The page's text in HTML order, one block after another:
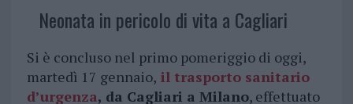
Neonata in pericolo di vita a Cagliari
Si è concluso nel primo pomeriggio di oggi,
martedì 17 gennaio, il trasporto sanitario
d’urgenza, da Cagliari a Milano, effettuato